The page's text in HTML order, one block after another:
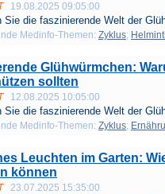
19.08.2025 09:05:00
Sie die faszinierende Welt der
Medinfo-Themen: Zyklus;
Glühwürmchen:
sollten
12.08.2025 10:05:00
Sie die faszinierende Welt der
Medinfo-Themen: Zyklus;
Leuchten im Garten:
können
23.07.2025 15:35:00